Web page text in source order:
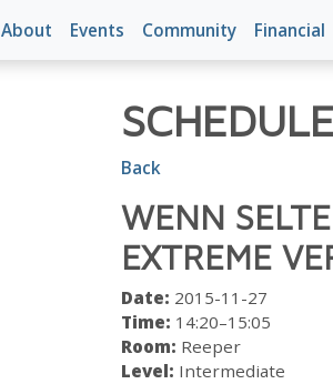
About Events Community Financial
SCHEDULE
Back
WENN
EXTREME
Date: 2015-11-27
Time: 14:20–15:05
Room: Reeper
Level: Intermediate